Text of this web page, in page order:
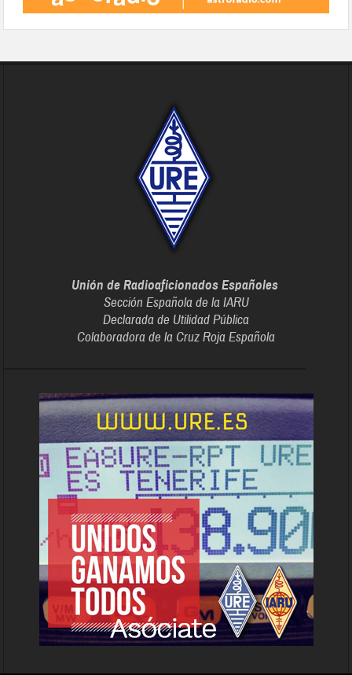
Unión de Radioaficionados Españoles
Sección Española de la IARU
Declarada de Utilidad Pública
Colaboradora de la Cruz Roja Española